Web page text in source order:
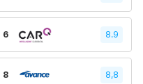
6 8.9
8 8,8